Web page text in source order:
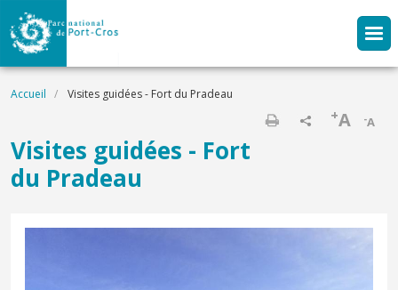
Aller au contenu principal
Fil d'Ariane
Accueil Visites guidées - Fort du Pradeau
-A
+A
Visites guidées - Fort
du Pradeau